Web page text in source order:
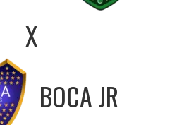
X
BOCA JR